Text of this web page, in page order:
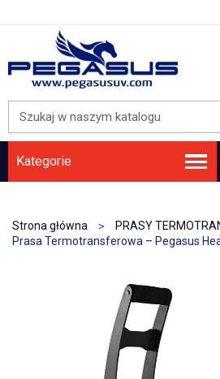
Kategorie
Strona główna
PRASY
Prasa Termotransferowa – Pegasus